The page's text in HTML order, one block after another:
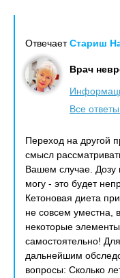
ОтвечаетСтариш
Врач
Все
Переход на другой
смысл
Вашем случае. Дозу
могу - это будет
Кетоновая диета
не совсем уместна,
некоторые
самостоятельно!
дальнейшим
вопросы: Сколько